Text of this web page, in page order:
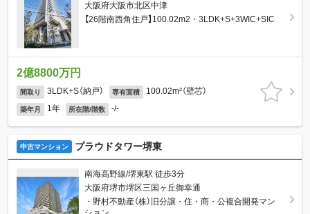
大阪府大阪市北区中津
【26階南西角住戸】100.02m2・3LDK+S+3WIC+SIC
2億8800万円
間取り 3LDK+S（納戸） 専有面積 100.02m²（壁芯）
築年月 1年 所在階/階数 -/-
中古マンション プラウドタワー堺東
南海高野線/堺東駅 徒歩3分
大阪府堺市堺区三国ヶ丘御幸通
・野村不動産（株）旧分譲・住・商・公複合開発マン